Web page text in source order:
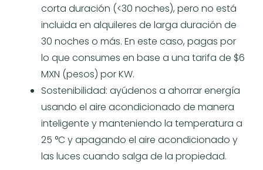
corta duración (<30 noches), pero no está
incluida en alquileres de larga duración de
30 noches o más. En este caso, pagas por
lo que consumes en base a una tarifa de $6
MXN (pesos) por KW.
Sostenibilidad: ayúdenos a ahorrar energía
usando el aire acondicionado de manera
inteligente y manteniendo la temperatura a
25 °C y apagando el aire acondicionado y
las luces cuando salga de la propiedad.